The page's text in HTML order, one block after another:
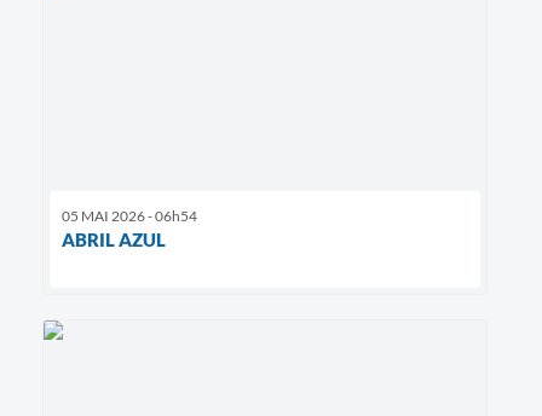
05 MAI 2026 - 06h54
ABRIL AZUL